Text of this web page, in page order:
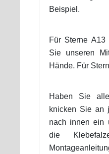
Beispiel.
Für Sterne
Sie unseren
Hände. Für
Haben Sie
knicken Sie an
nach innen ein
die